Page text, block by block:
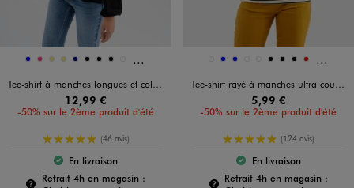
Disponible en 12 coloris
BLEUFUCHSIA
KAKIKAKIMARINENOIRNOIRNOIR Et 3 autres coloris
Tee-shirt à manches longues et col V en maille texturée femme
12,99 €
-50% sur le 2ème produit d'été
5/5 de moyenne
(46 avis)
Le produit est disponible :
En livraison
Retrait 4h en magasin :Pour connaître la disponibilité de ce produit :
Disponible en 12 coloris
BLANC STANDARD
BLEUBLEU JAUNE STANDARD
NOIRNOIRNOIRROUGE
Tee-shirt rayé à manches ultra courtes femme
5,99 €
-50% sur le 2ème produit d'été
5/5 de moyenne
(124 avis)
Le produit est
En livraison
Retrait 4h en magasin :